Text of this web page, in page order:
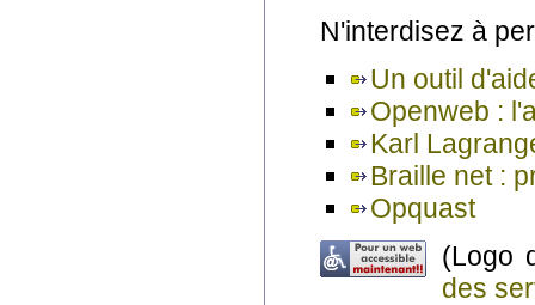
N'interdisez à
Un outil
Openweb :
Karl
Braille net :
Opquast
(Logo
des